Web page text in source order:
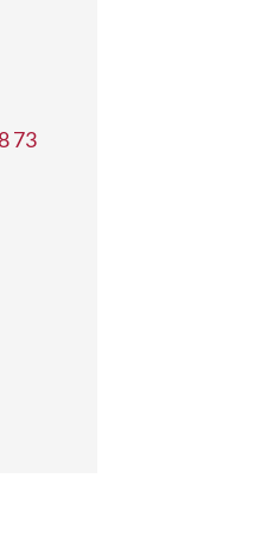
73